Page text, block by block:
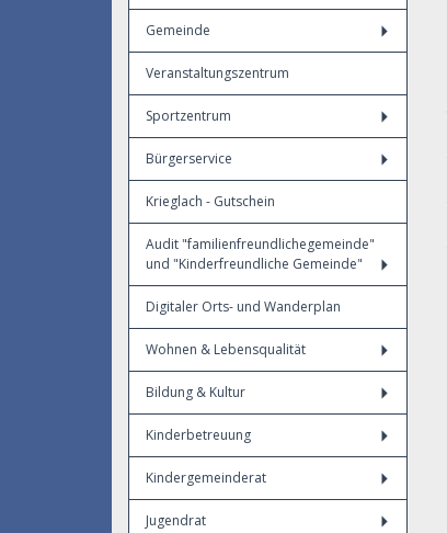
Gemeinde
Veranstaltungszentrum
Sportzentrum
Bürgerservice
Krieglach - Gutschein
Audit "familienfreundlichegemeinde"
und "Kinderfreundliche Gemeinde"
Digitaler Orts- und Wanderplan
Wohnen & Lebensqualität
Bildung & Kultur
Kinderbetreuung
Kindergemeinderat
Jugendrat